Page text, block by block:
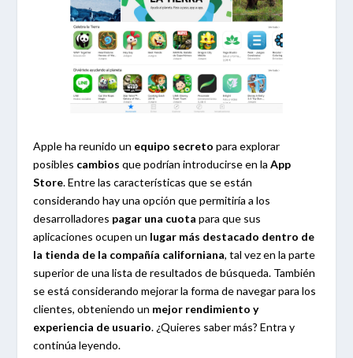
Apple ha reunido un equipo secreto para explorar
posibles cambios que podrían introducirse en laApp
Store. Entre las características que se están
considerando hay una opción que permitiría a los
desarrolladores pagar una cuota para que sus
aplicaciones ocupen un lugar más destacado dentro de
la tienda de la compañía californiana, tal vez en la parte
superior de una lista de resultados de búsqueda. También
se está considerando mejorar la forma de navegar para los
clientes, obteniendo un mejor rendimiento y
experiencia de usuario. ¿Quieres saber más? Entra y
continúa leyendo.